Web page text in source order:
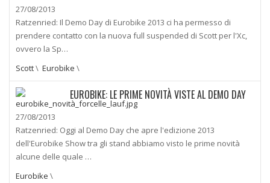
27/08/2013
Ratzenried: Il Demo Day di Eurobike 2013 ci ha permesso di
prendere contatto con la nuova full suspended di Scott per l'Xc,
ovvero la Sp…
Scott\ Eurobike \
EUROBIKE: LE PRIME NOVITÀ VISTE AL DEMO DAY
27/08/2013
Ratzenried: Oggi al Demo Day che apre l'edizione 2013
dell'Eurobike Show tra gli stand abbiamo visto le prime novità
alcune delle quale …
Eurobike \